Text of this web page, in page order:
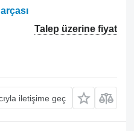
Talep üzerine fiyat
iletişime geç